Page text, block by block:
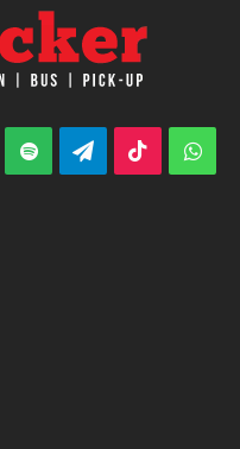
Spotify TelegramTikTok